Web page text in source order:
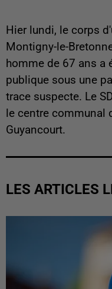
Hier lundi, le corps
Montigny-le-
homme de 67 ans a
publique sous une
trace suspecte. Le
le centre communal
Guyancourt.
LES ARTICLES